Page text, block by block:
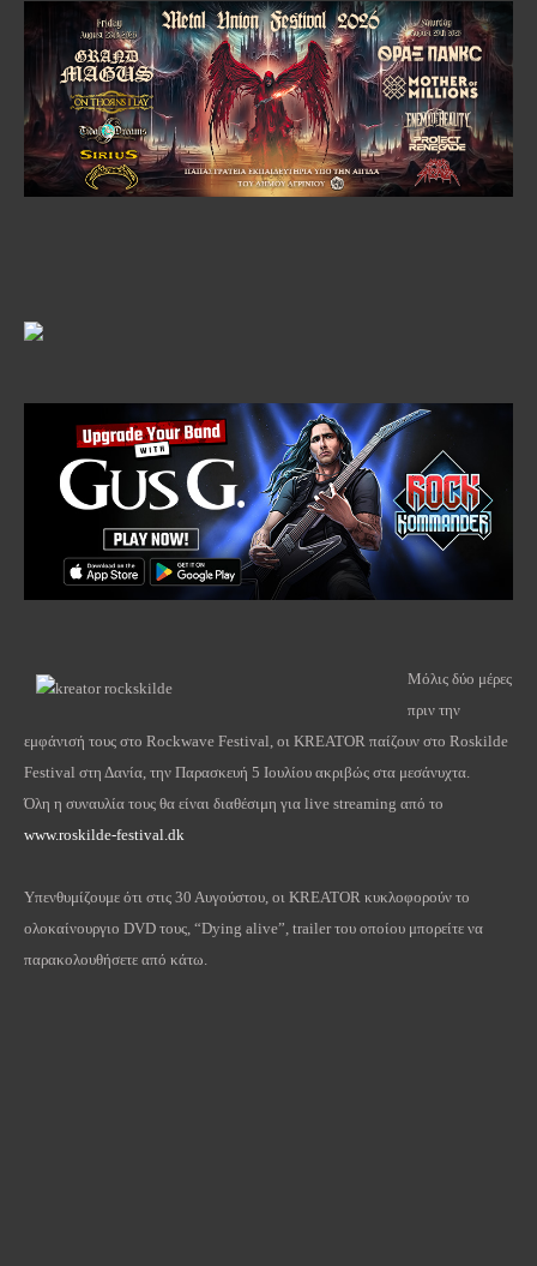
Μόλις δύο μέρες
πριν την
εμφάνισή τους στο Rockwave Festival, οι KREATOR παίζουν στο Roskilde
Festival στη Δανία, την Παρασκευή 5 Ιουλίου ακριβώς στα μεσάνυχτα.
Όλη η συναυλία τους θα είναι διαθέσιμη για live streaming από το
www.roskilde-festival.dk
Υπενθυμίζουμε ότι στις 30 Αυγούστου, οι KREATOR κυκλοφορούν το
ολοκαίνουργιο DVD τους, “Dying alive”, trailer του οποίου μπορείτε να
παρακολουθήσετε από κάτω.